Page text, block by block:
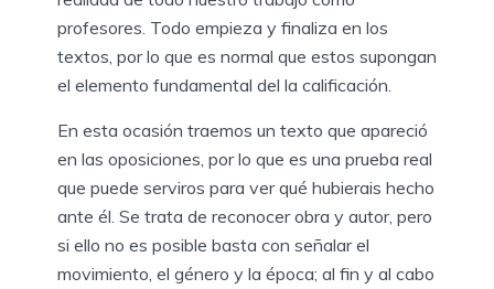
profesores. Todo empieza y finaliza en los
textos, por lo que es normal que estos supongan
el elemento fundamental del la calificación.
En esta ocasión traemos un texto que apareció
en las oposiciones, por lo que es una prueba real
que puede serviros para ver qué hubierais hecho
ante él. Se trata de reconocer obra y autor, pero
si ello no es posible basta con señalar el
movimiento, el género y la época; al fin y al cabo